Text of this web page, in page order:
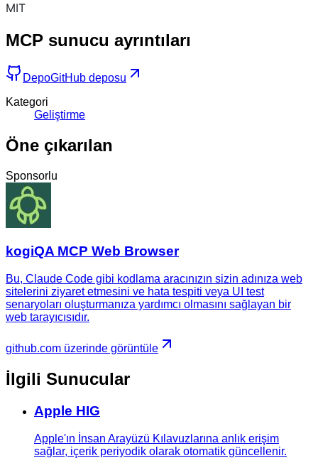
MIT
MCP sunucu ayrıntıları
DepoGitHub deposu
Kategori
Geliştirme
Öne çıkarılan
Sponsorlu
kogiQA MCP Web Browser
Bu, Claude Code gibi kodlama aracınızın sizin adınıza web
sitelerini ziyaret etmesini ve hata tespiti veya UI test
senaryoları oluşturmanıza yardımcı olmasını sağlayan bir
web tarayıcısıdır.
github.com üzerinde görüntüle
İlgili Sunucular
Apple HIG
Apple'ın İnsan Arayüzü Kılavuzlarına anlık erişim
sağlar, içerik periyodik olarak otomatik güncellenir.